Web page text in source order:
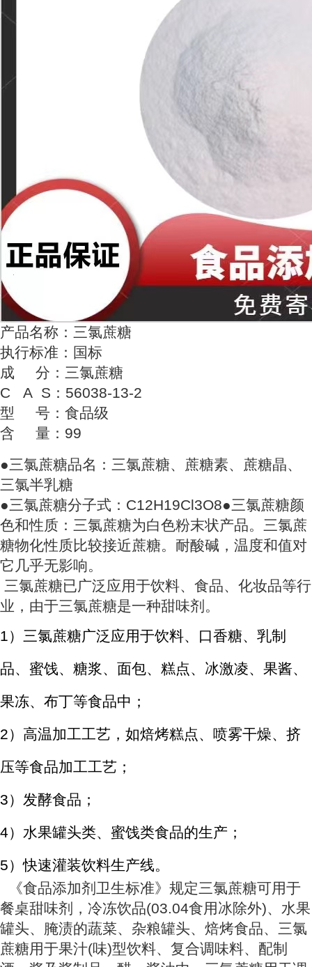
产品名称：三氯蔗糖
执行标准：国标
成 分：三氯蔗糖
C A S：56038-13-2
型 号：食品级
含 量：99
●三氯蔗糖品名：三氯蔗糖、蔗糖素、蔗糖晶、
三氯半乳糖
●三氯蔗糖分子式：C12H19Cl3O8●三氯蔗糖颜
色和性质：三氯蔗糖为白色粉末状产品。三氯蔗
糖物化性质比较接近蔗糖。耐酸碱，温度和值对
它几乎无影响。
三氯蔗糖已广泛应用于饮料、食品、化妆品等行
业，由于三氯蔗糖是一种甜味剂。
1）三氯蔗糖广泛应用于饮料、口香糖、乳制
品、蜜饯、糖浆、面包、糕点、冰激凌、果酱、
果冻、布丁等食品中；
2）高温加工工艺，如焙烤糕点、喷雾干燥、挤
压等食品加工工艺；
3）发酵食品；
4）水果罐头类、蜜饯类食品的生产；
5）快速灌装饮料生产线。
《食品添加剂卫生标准》规定三氯蔗糖可用于
餐桌甜味剂，冷冻饮品(03.04食用冰除外)、水果
罐头、腌渍的蔬菜、杂粮罐头、焙烤食品、三氯
蔗糖用于果汁(味)型饮料、复合调味料、配制